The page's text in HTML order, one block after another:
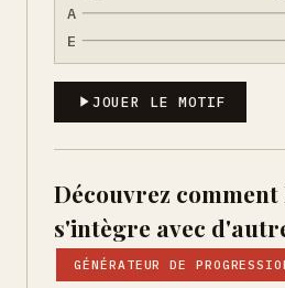
A
E
JOUER LE MOTIF
Découvrez comment
s'intègre avec
GÉNÉRATEUR DE